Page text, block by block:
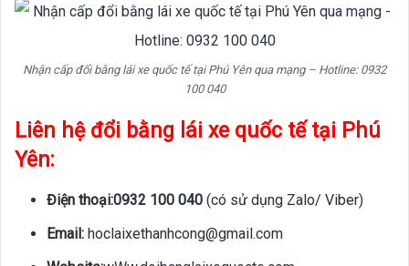
Nhận cấp đổi bằng lái xe quốc tế tại Phú Yên qua mạng – Hotline: 0932
100 040
Liên hệ đổi bằng lái xe quốc tế tại Phú
Yên:
Điện thoại:0932 100 040 (có sử dụng Zalo/ Viber)
Email: hoclaixethanhcong@gmail.com